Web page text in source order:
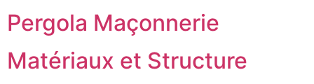
Pergola Maçonnerie
Matériaux et Structure